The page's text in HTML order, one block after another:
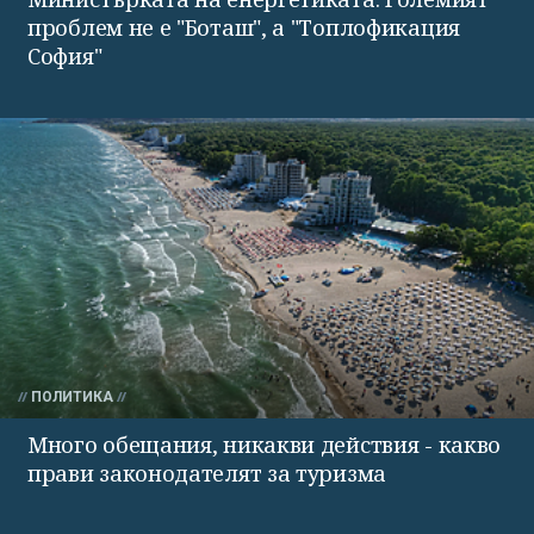
проблем не е "Боташ", а "Топлофикация
София"
ПОЛИТИКА
Много обещания, никакви действия - какво
прави законодателят за туризма